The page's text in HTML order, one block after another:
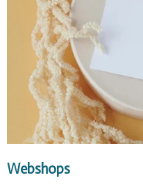
Webshops